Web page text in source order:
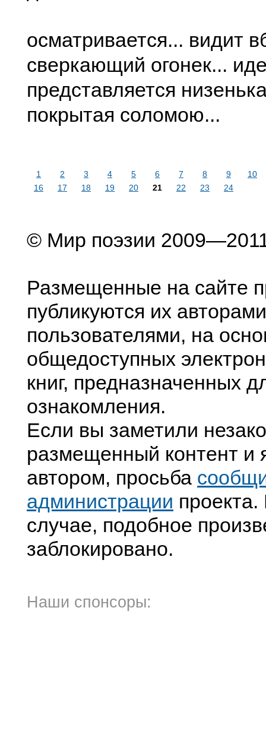
осматривается... видит
сверкающий огонек...
представляется
покрытая соломою...
1 2 3 4 5 6 7 8 9
10
16
17 18 19 20 21 22 23 24
© Мир поэзии
Размещенные на сайте
публикуются их
пользователями, на
общедоступных
книг, предназначенных
ознакомления.
Если вы заметили
размещенный контент и
автором, просьба
администрации
случае, подобное
заблокировано.
Наши спонсоры: